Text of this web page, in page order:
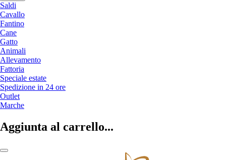
Saldi
Cavallo
Fantino
Cane
Gatto
Animali
Allevamento
Fattoria
Speciale estate
Spedizione in 24 ore
Outlet
Marche
Aggiunta al carrello...